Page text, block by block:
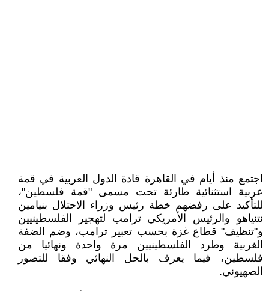
اجتمع منذ أيام في القاهرة قادة الدول العربية في قمة
عربية استثنائية طارئة تحت مسمى "قمة فلسطين"،
للتأكيد على رفضهم خطة رئيس وزراء الاحتلال بنيامين
نتنياهو والرئيس الأمريكي ترامب لتهجير الفلسطينيين
و"تنظيف" قطاع غزة بحسب تعبير ترامب، وضم الضفة
الغربية وطرد الفلسطينيين مرة واحدة ونهائيا من
فلسطين، فيما يعرف بالحل النهائي وفقا للتصور
الصهيوني.